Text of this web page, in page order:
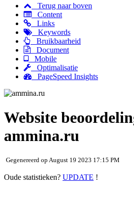
Terug naar boven
Content
Links
Keywords
Bruikbaarheid
Document
Mobile
Optimalisatie
PageSpeed Insights
Website
ammina.ru
Gegenereerd op August 19 2023 17:15 PM
Oude statistieken? UPDATE !